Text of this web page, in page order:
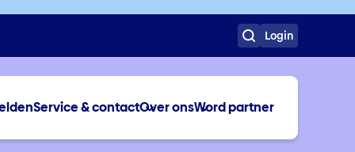
Login
Service & contactOver onsWord partner